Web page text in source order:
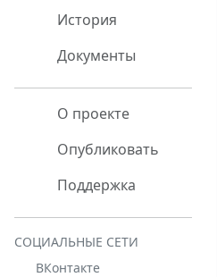
История
Документы
О проекте
Опубликовать
Поддержка
СОЦИАЛЬНЫЕ СЕТИ
ВКонтакте